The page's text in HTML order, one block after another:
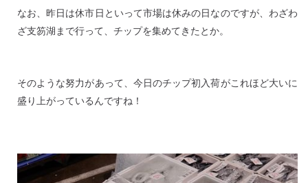
なお、昨日は休市日といって市場は休みの日なのですが、わざわ
ざ支笏湖まで行って、チップを集めてきたとか。
そのような努力があって、今日のチップ初入荷がこれほど大いに
盛り上がっているんですね！